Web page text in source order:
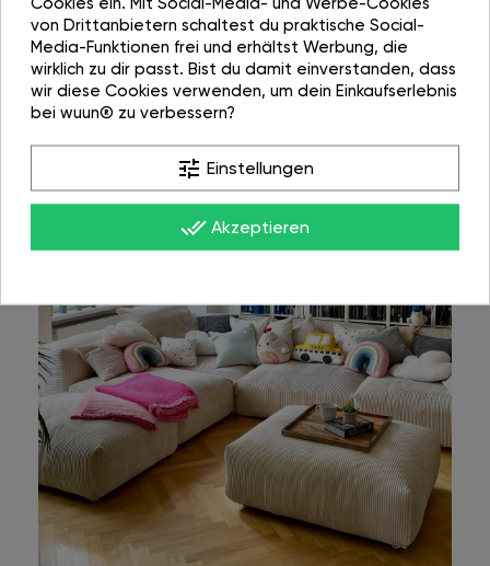
von Drittanbietern schaltest du praktische Social-
Media-Funktionen frei und erhältst Werbung, die
wirklich zu dir passt. Bist du damit einverstanden, dass
wir diese Cookies verwenden, um dein Einkaufserlebnis
bei wuun® zu verbessern?
tune Einstellungen
done_all Akzeptieren